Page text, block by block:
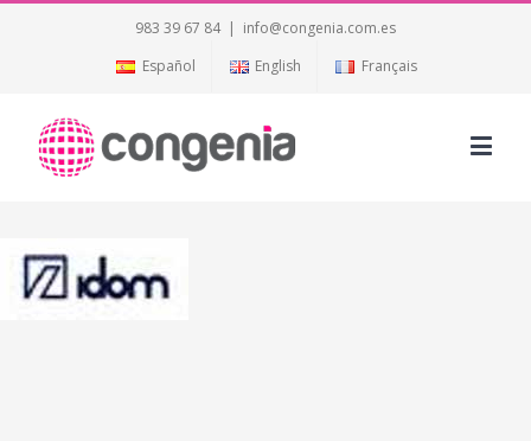
983 39 67 84 | info@congenia.com.es
Español
English Français